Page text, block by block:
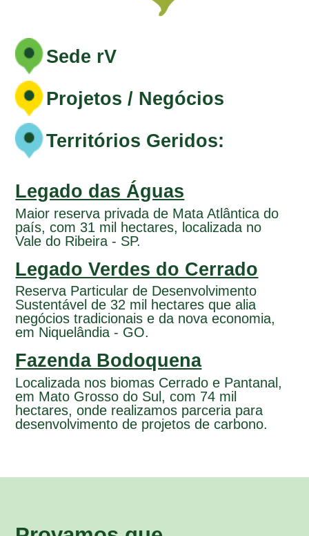
Sede rV
Projetos / Negócios
Territórios Geridos:
Legado das Águas
Maior reserva privada de Mata Atlântica do
país, com 31 mil hectares, localizada no
Vale do Ribeira - SP.
Legado Verdes do Cerrado
Reserva Particular de Desenvolvimento
Sustentável de 32 mil hectares que alia
negócios tradicionais e da nova economia,
em Niquelândia - GO.
Fazenda Bodoquena
Localizada nos biomas Cerrado e Pantanal,
em Mato Grosso do Sul, com 74 mil
hectares, onde realizamos parceria para
desenvolvimento de projetos de carbono.